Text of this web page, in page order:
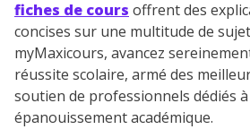
fiches de cours offrent des
concises sur une multitude de
myMaxicours, avancez
réussite scolaire, armé des
soutien de professionnels dédiés
épanouissement académique.